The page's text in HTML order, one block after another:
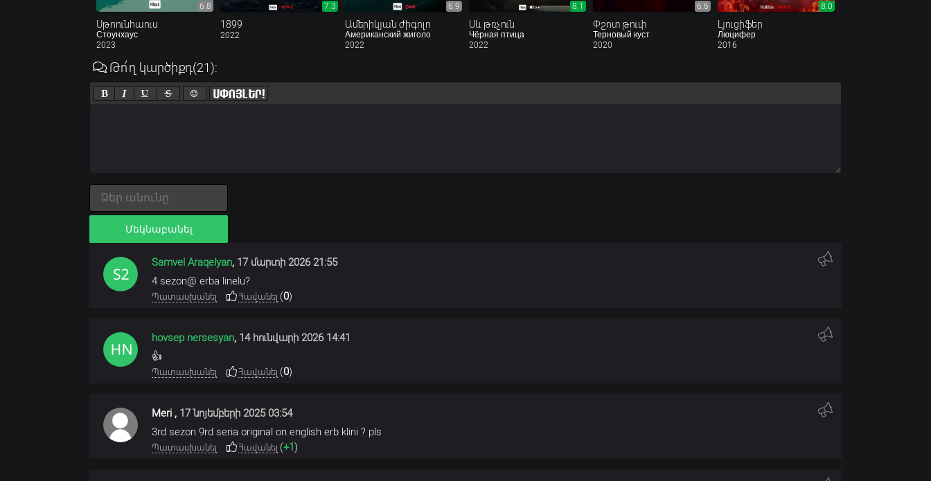
6.8
Սթոունհաուս
Стоунхаус
2023
7.3
1899
2022
6.9
Ամերիկյան ժիգոլո
Американский жиголо
2022
8.1
Սև թռչուն
Чёрная птица
2022
6.6
Փշոտ թուփ
Терновый куст
2020
8.0
Լյուցիֆեր
Люцифер
2016
Թո՛ղ կարծիքդ(21):
Մեկնաբանել
Samvel Araqelyan, 17 մարտի 2026 21:55
Պատասխանել Հավանել (0)
4 sezon@ erba linelu?
hovsep nersesyan, 14 հունվարի 2026 14:41
Պատասխանել Հավանել (0)
👍
Meri , 17 նոյեմբերի 2025 03:54
Պատասխանել Հավանել (+1)
3rd sezon 9rd seria original on english erb klini ? pls